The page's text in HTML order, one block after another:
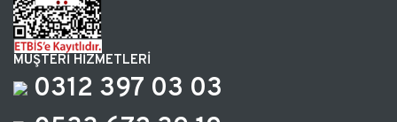
MÜŞTERİ HİZMETLERİ
0312 397 03 03